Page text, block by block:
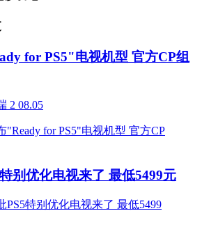
for PS5"电视机型 官方CP组
2 08.05
别优化电视来了 最低5499元